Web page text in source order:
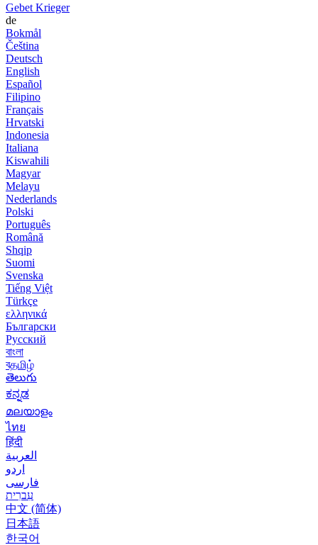
Gebet Krieger
de
Bokmål
Čeština
Deutsch
English
Español
Filipino
Français
Hrvatski
Indonesia
Italiana
Kiswahili
Magyar
Melayu
Nederlands
Polski
Português
Română
Shqip
Suomi
Svenska
Tiếng Việt
Türkçe
ελληνικά
Български
Русский
বাংলা
বதமிழ்
తెలుగు
ಕನ್ನಡ
മലയാളം
ไทย
हिंदी
العربية
اردو
فارسی
עִברִית
中文 (简体)
日本語
한국어